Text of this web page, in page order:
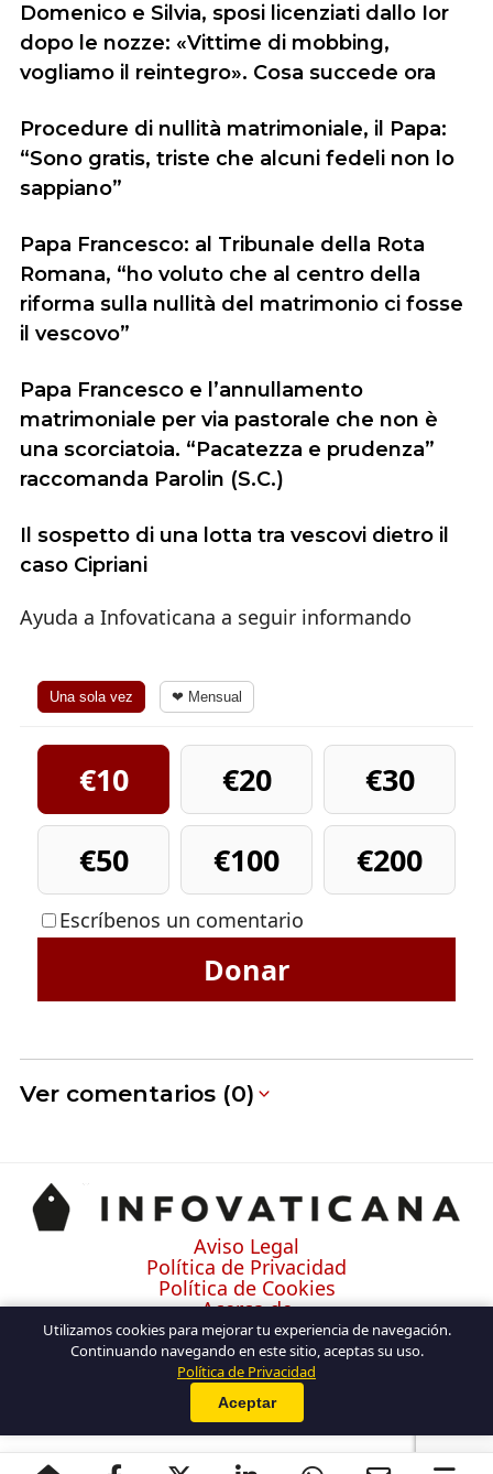
Domenico e Silvia, sposi licenziati dallo Ior
dopo le nozze: «Vittime di mobbing,
vogliamo il reintegro». Cosa succede ora
Procedure di nullità matrimoniale, il Papa:
“Sono gratis, triste che alcuni fedeli non lo
sappiano”
Papa Francesco: al Tribunale della Rota
Romana, “ho voluto che al centro della
riforma sulla nullità del matrimonio ci fosse
il vescovo”
Papa Francesco e l’annullamento
matrimoniale per via pastorale che non è
una scorciatoia. “Pacatezza e prudenza”
raccomanda Parolin (S.C.)
Il sospetto di una lotta tra vescovi dietro il
caso Cipriani
Ayuda a Infovaticana a seguir informando
Una sola vez ❤ Mensual
€10 €20
€30
€50
€100 €200
Escríbenos un comentario
Donar
Ver comentarios (0)
Aviso Legal
Política de Privacidad
Política de Cookies
Acerca de
Contacto
Utilizamos cookies para mejorar tu experiencia de navegación.
Continuando navegando en este sitio, aceptas su uso.
Política de Privacidad
Aceptar